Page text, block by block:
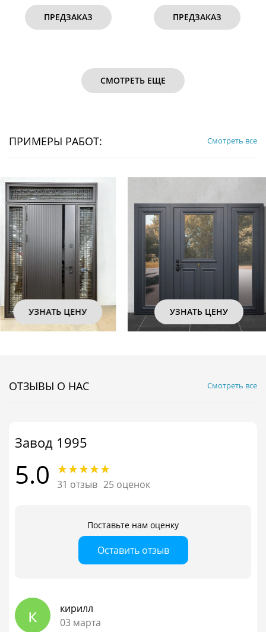
ПРЕДЗАКАЗ ПРЕДЗАКАЗ
СМОТРЕТЬ ЕЩЕ
ПРИМЕРЫ РАБОТ: Смотреть все
УЗНАТЬ ЦЕНУ УЗНАТЬ
ОТЗЫВЫ О НАС Смотреть все
Завод 1995
5.0 31 отзыв 25 оценок
Поставьте нам оценку
Оставить отзыв
к
кирилл
03 марта